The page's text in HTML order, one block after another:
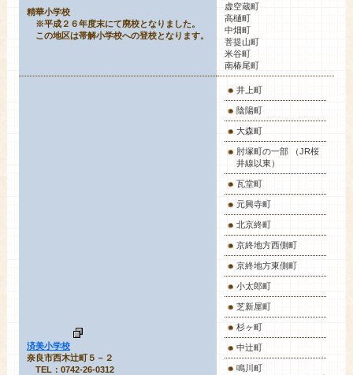
精華小学校
※平成２６年度末にて廃校となりました。
この地区は帯解小学校への登校となります。
虚空蔵町
高樋町
中畑町
菩提山町
米谷町
南椿尾町
済美小学校
奈良市西木辻町５－２
TEL：0742-26-0312
井上町
陰陽町
大森町
肘塚町の一部 （JR桜
井線以東）
瓦堂町
元興寺町
北京終町
京終地方西側町
京終地方東側町
小太郎町
芝新屋町
杉ヶ町
中辻町
鳴川町